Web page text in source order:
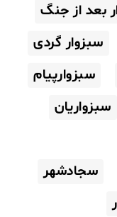
بعد از جنگ
سبزوار گردی
سبزوارپیام
سبزواریان
سجادشهر